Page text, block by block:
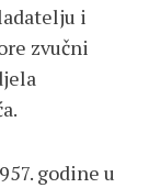
i
zvučni
godine u